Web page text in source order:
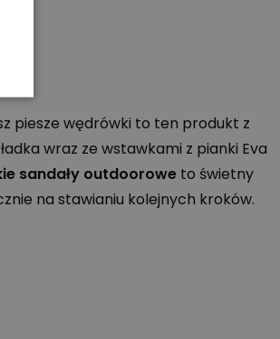
piesze wędrówki to ten produkt z
wraz ze wstawkami z pianki Eva
sandały outdoorowe to świetny
na stawianiu kolejnych kroków.